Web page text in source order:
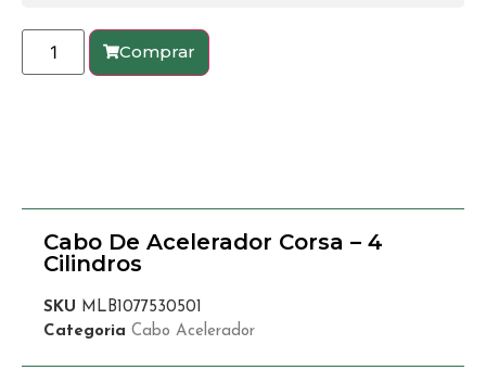
Comprar
Cabo De Acelerador Corsa – 4
Cilindros
SKU MLB1077530501
Categoria Cabo Acelerador